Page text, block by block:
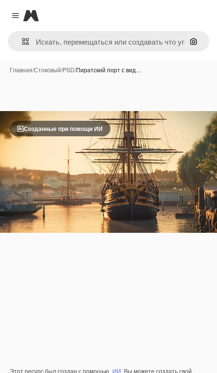
Close menu
Magnific
Поиск
Главная/Стоковый/PSD/Пиратский порт с вид…
Созданные при помощи ИИ
Этот ресурс был создан с помощью ИИ. Вы можете создать свой